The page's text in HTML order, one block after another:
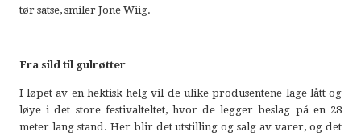
tør satse, smiler Jone Wiig.
Fra sild til gulrøtter
I løpet av en hektisk helg vil de ulike produsentene lage lått og
løye i det store festivalteltet, hvor de legger beslag på en 28
meter lang stand. Her blir det utstilling og salg av varer, og det